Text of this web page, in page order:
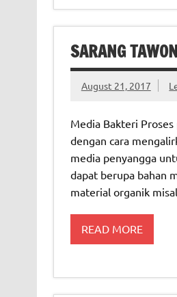
SARANG
August 21, 2017
Media Bakteri
dengan cara
media penyangga
dapat berupa bahan
material organik
READ MORE